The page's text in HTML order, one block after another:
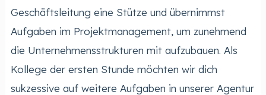
Geschäftsleitung eine Stütze und übernimmst
Aufgaben im Projektmanagement, um zunehmend
die Unternehmensstrukturen mit aufzubauen. Als
Kollege der ersten Stunde möchten wir dich
sukzessive auf weitere Aufgaben in unserer Agentur